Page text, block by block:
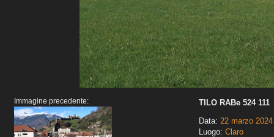
Immagine precedente:
TILO RABe 524 111
Data: 22 marzo 2024
Luogo: Claro